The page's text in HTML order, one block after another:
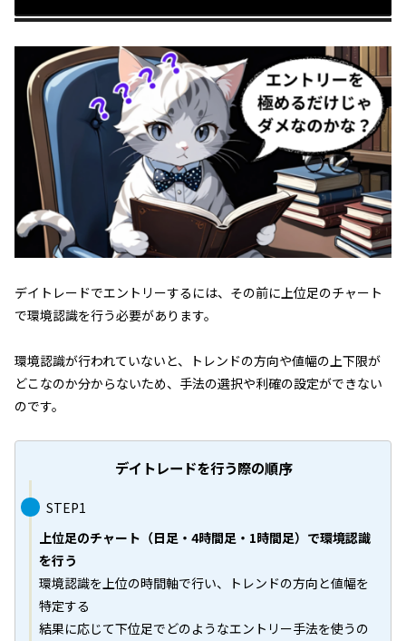
デイトレードでエントリーするには、その前に上位足のチャート
で環境認識を行う必要があります。
環境認識が行われていないと、トレンドの方向や値幅の上下限が
どこなのか分からないため、手法の選択や利確の設定ができない
のです。
デイトレードを行う際の順序
STEP1
上位足のチャート（日足・4時間足・1時間足）で環境認識
を行う
環境認識を上位の時間軸で行い、トレンドの方向と値幅を
特定する
結果に応じて下位足でどのようなエントリー手法を使うの